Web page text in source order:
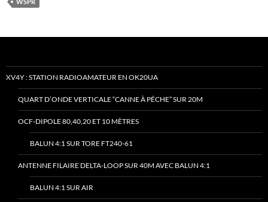
XV4Y : STATION RADIOAMATEUR EN OK20UA
QUART D’ONDE VERTICALE “CANNE À PÊCHE” SUR 20M
OCF-DIPOLE 80,40,20 ET 10 MÈTRES
BALUN 4:1 SUR TORE FT240-61
ANTENNE FILAIRE DELTA-LOOP SUR 40M AVEC BALUN 4:1
BALUN 4:1 SUR AIR